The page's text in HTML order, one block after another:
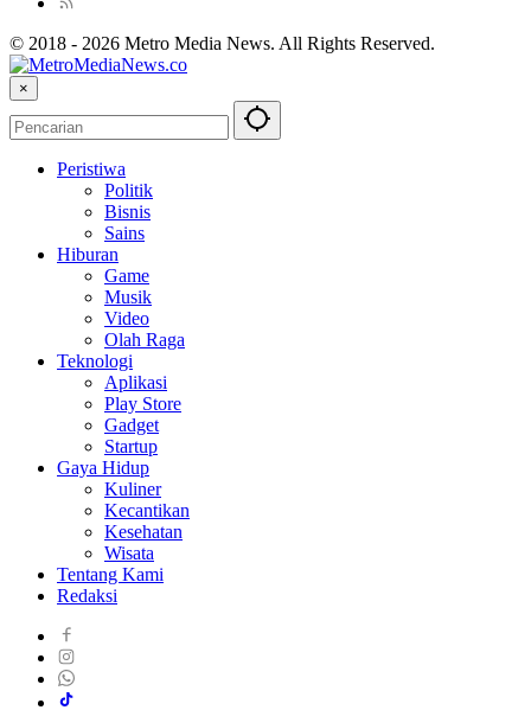
© 2018 - 2026 Metro Media News. All Rights Reserved.
×
Peristiwa
Politik
Bisnis
Sains
Hiburan
Game
Musik
Video
Olah Raga
Teknologi
Aplikasi
Play Store
Gadget
Startup
Gaya Hidup
Kuliner
Kecantikan
Kesehatan
Wisata
Tentang Kami
Redaksi